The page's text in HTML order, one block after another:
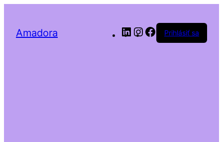
Amadora LinkedInInstagram
Facebook
Prihlásiť sa